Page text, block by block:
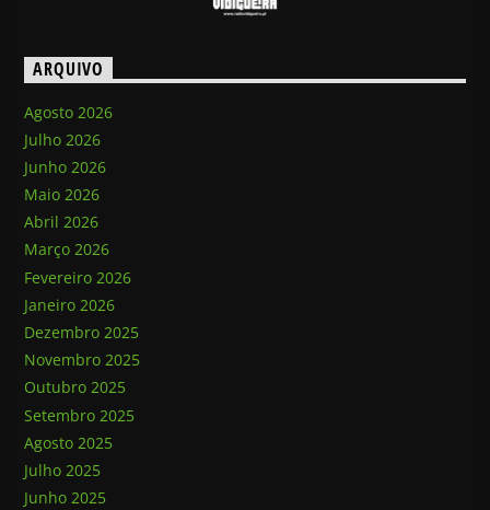
ARQUIVO
Agosto 2026
Julho 2026
Junho 2026
Maio 2026
Abril 2026
Março 2026
Fevereiro 2026
Janeiro 2026
Dezembro 2025
Novembro 2025
Outubro 2025
Setembro 2025
Agosto 2025
Julho 2025
Junho 2025